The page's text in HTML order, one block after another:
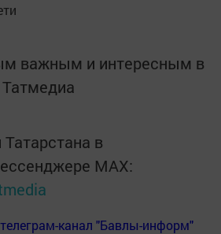
важным и интересным в
Татмедиа
в
MАХ:
телеграм-канал "Бавлы-информ"